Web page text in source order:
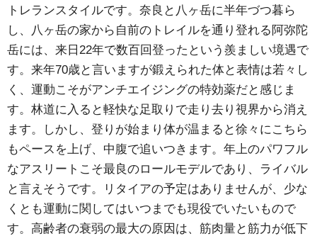
トレランスタイルです。奈良と八ヶ岳に半年づつ暮ら
し、八ヶ岳の家から自前のトレイルを通り登れる阿弥陀
岳には、来日22年で数百回登ったという羨ましい境遇で
す。来年70歳と言いますが鍛えられた体と表情は若々し
く、運動こそがアンチエイジングの特効薬だと感じま
す。林道に入ると軽快な足取りで走り去り視界から消え
ます。しかし、登りが始まり体が温まると徐々にこちら
もペースを上げ、中腹で追いつきます。年上のパワフル
なアスリートこそ最良のロールモデルであり、ライバル
と言えそうです。リタイアの予定はありませんが、少な
くとも運動に関してはいつまでも現役でいたいもので
す。高齢者の衰弱の最大の原因は、筋肉量と筋力が低下